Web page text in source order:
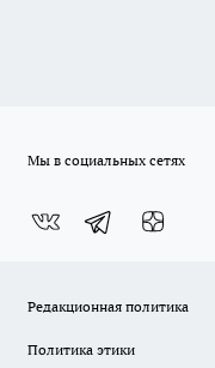
Мы в социальных сетях
Редакционная политика
Политика этики